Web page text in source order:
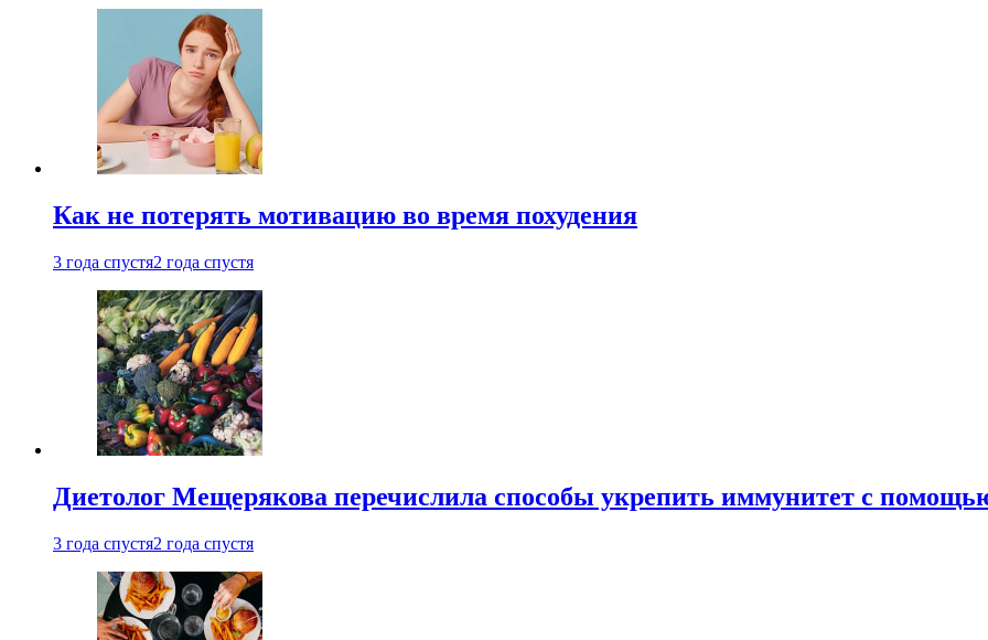
Как не потерять мотивацию во время похудения
3 года спустя2 года спустя
Диетолог Мещерякова перечислила способы укрепить иммунитет с
3 года спустя2 года спустя